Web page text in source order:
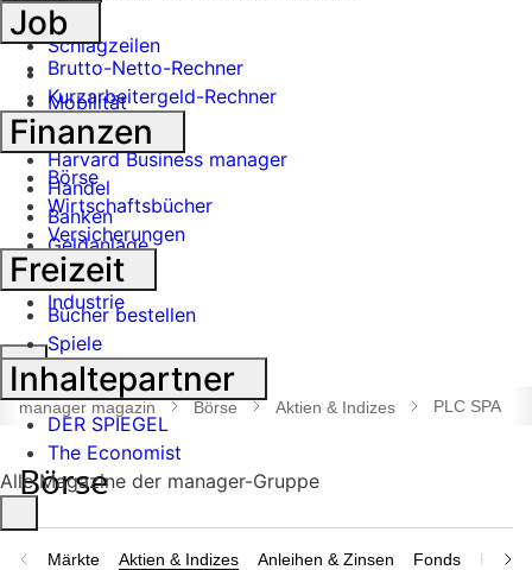
Schlagzeilen
Mobilität
Tech
Harvard Business manager
Handel
Banken
Geldanlage
Börse
Industrie
Suche
öffnen
manager magazin Börse Aktien & Indizes PLC SPA
Märkte Aktien & Indizes Anleihen & Zinsen Fonds
Job
Brutto-Netto-Rechner
Kurzarbeitergeld-Rechner
Finanzen
Börse
Wirtschaftsbücher
Versicherungen
Freizeit
Bücher bestellen
Spiele
Inhaltepartner
DER SPIEGEL
The Economist
Alle Magazine der manager-Gruppe